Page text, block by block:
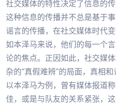
社交媒体的特性决定了信息的
这种信息的传播并不总是基于
谣言的传播，在社交媒体时代
如本泽马来说，他们的每一个
论的焦点。正因如此，社交媒
杂的“真假难辨”的局面，真相和
以本泽马为例，曾有媒体报道
佳，或是与队友的关系紧张，